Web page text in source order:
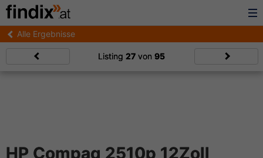
Alle Ergebnisse
Listing 27 von 95
HP Compaq 2510p 12Zoll